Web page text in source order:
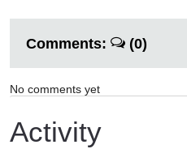
Comments: (0)
No comments yet
Activity